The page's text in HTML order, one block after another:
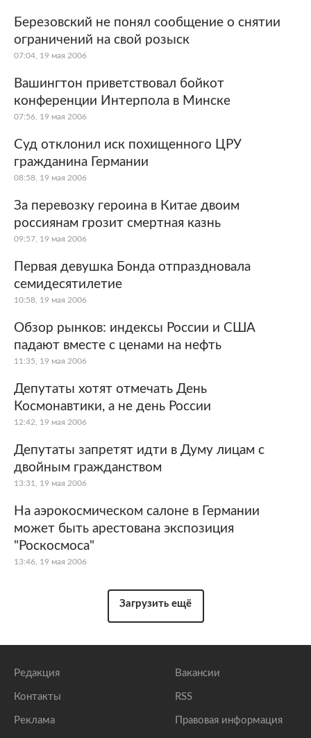
Березовский не понял сообщение о снятии
ограничений на свой розыск
07:04, 19 мая 2006
Вашингтон приветствовал бойкот
конференции Интерпола в Минске
07:56, 19 мая 2006
Суд отклонил иск похищенного ЦРУ
гражданина Германии
08:58, 19 мая 2006
За перевозку героина в Китае двоим
россиянам грозит смертная казнь
09:57, 19 мая 2006
Первая девушка Бонда отпраздновала
семидесятилетие
10:58, 19 мая 2006
Обзор рынков: индексы России и США
падают вместе с ценами на нефть
11:35, 19 мая 2006
Депутаты хотят отмечать День
Космонавтики, а не день России
12:42, 19 мая 2006
Депутаты запретят идти в Думу лицам с
двойным гражданством
13:31, 19 мая 2006
На аэрокосмическом салоне в Германии
может быть арестована экспозиция
"Роскосмоса"
13:46, 19 мая 2006
Загрузить ещё
Редакция
Контакты
Реклама
Вакансии
RSS
Правовая информация